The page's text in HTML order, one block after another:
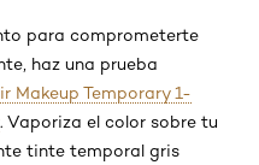
para comprometerte
haz una prueba
Makeup Temporary 1-
. Vaporiza el color sobre tu
tinte temporal gris